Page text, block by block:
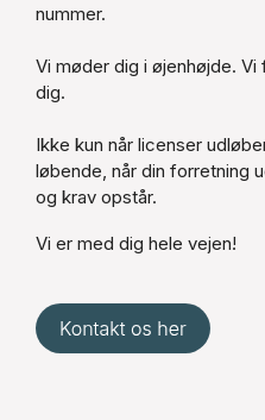
nummer.
Vi møder dig i øjenhøjde.
dig.
Ikke kun når licenser
løbende, når din forretning
og krav opstår.
Vi er med dig hele vejen!